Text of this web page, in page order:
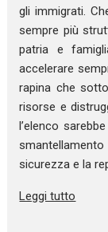
gli immigrati.
sempre più
patria e
accelerare
rapina che
risorse e
l’elenco
sicurezza e la
Leggi tutto